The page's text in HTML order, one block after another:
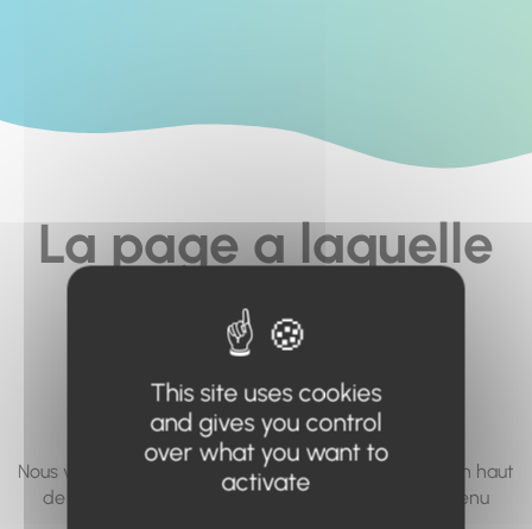
La page a laquelle
vous cherchez à
accéder n'existe
pas... ou plus.
Nous vous invitons à utiliser le moteur de recherche en haut
de page, ou à utiliser le menu pour trouver le contenu
This site uses cookies
and gives you control
over what you want to
activate